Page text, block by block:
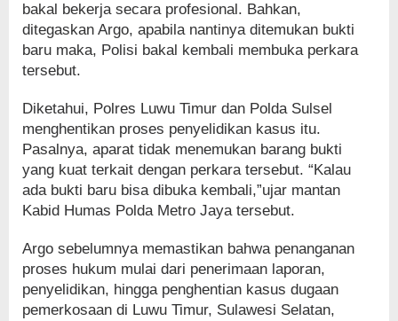
bakal bekerja secara profesional. Bahkan,
ditegaskan Argo, apabila nantinya ditemukan bukti
baru maka, Polisi bakal kembali membuka perkara
tersebut.
Diketahui, Polres Luwu Timur dan Polda Sulsel
menghentikan proses penyelidikan kasus itu.
Pasalnya, aparat tidak menemukan barang bukti
yang kuat terkait dengan perkara tersebut. “Kalau
ada bukti baru bisa dibuka kembali,”ujar mantan
Kabid Humas Polda Metro Jaya tersebut.
Argo sebelumnya memastikan bahwa penanganan
proses hukum mulai dari penerimaan laporan,
penyelidikan, hingga penghentian kasus dugaan
pemerkosaan di Luwu Timur, Sulawesi Selatan,